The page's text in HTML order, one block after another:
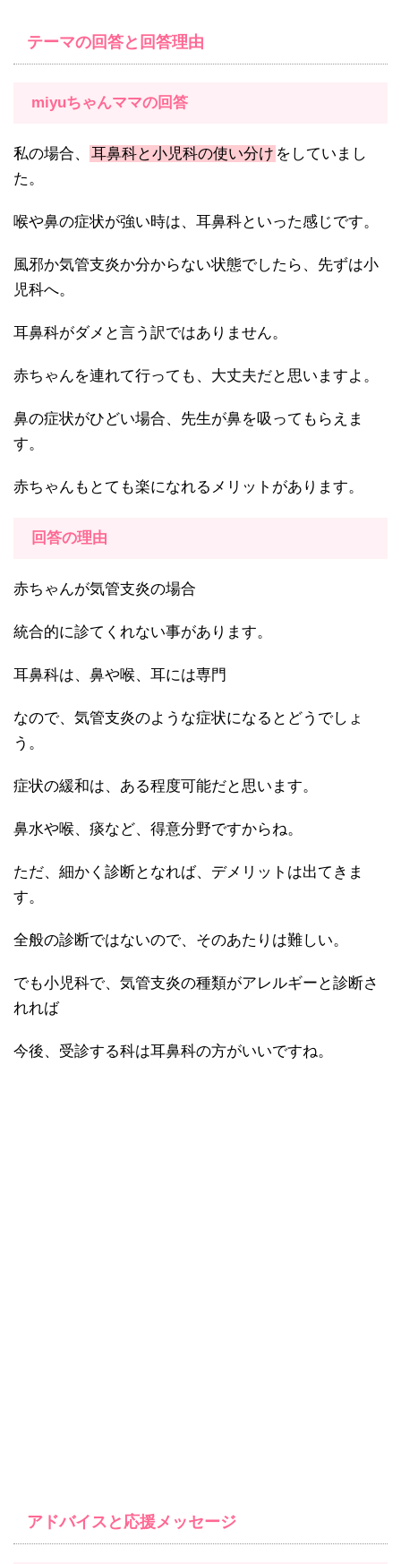
テーマの回答と回答理由
miyuちゃんママの回答
私の場合、 耳鼻科と小児科の使い分け をしていまし
た。
喉や鼻の症状が強い時は、耳鼻科といった感じです。
風邪か気管支炎か分からない状態でしたら、先ずは小
児科へ。
耳鼻科がダメと言う訳ではありません。
赤ちゃんを連れて行っても、大丈夫だと思いますよ。
鼻の症状がひどい場合、先生が鼻を吸ってもらえま
す。
赤ちゃんもとても楽になれるメリットがあります。
回答の理由
赤ちゃんが気管支炎の場合
統合的に診てくれない事があります。
耳鼻科は、鼻や喉、耳には専門
なので、気管支炎のような症状になるとどうでしょ
う。
症状の緩和は、ある程度可能だと思います。
鼻水や喉、痰など、得意分野ですからね。
ただ、細かく診断となれば、デメリットは出てきま
す。
全般の診断ではないので、そのあたりは難しい。
でも小児科で、気管支炎の種類がアレルギーと診断さ
れれば
今後、受診する科は耳鼻科の方がいいですね。
アドバイスと応援メッセージ